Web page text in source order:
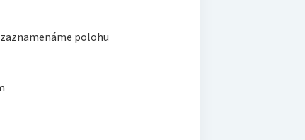
polohu